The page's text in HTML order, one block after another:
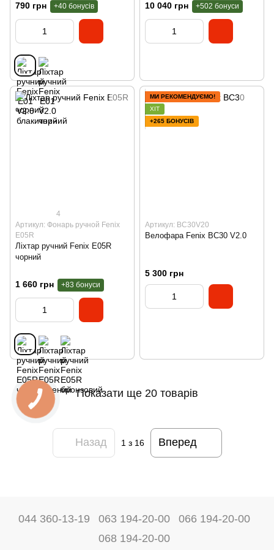
790 грн +40 бонусів 10 040 грн +502 бонуси
4
Артикул: Фонарь ручной Fenix
E05R
Ліхтар ручний Fenix E05R
чорний
1 660 грн +83 бонуси
МИ РЕКОМЕНДУЄМО!
ХІТ
+265 БОНУСІВ
Артикул: BC30V20
Велофара Fenix BC30 V2.0
5 300 грн
Показати ще 20 товарів
Назад 1 з 16 Вперед
044 360-13-19 063 194-20-00
066 194-20-00
068 194-20-00